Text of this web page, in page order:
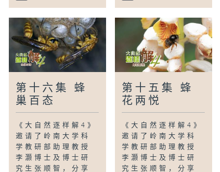
第十六集 蜂
巢百态
《大自然逐样解4》
邀请了岭南大学科
学教研部助理教授
李灏博士及博士研
究生张顺智，分享
第十五集 蜂
花两悦
《大自然逐样解4》
邀请了岭南大学科
学教研部助理教授
李灏博士及博士研
究生张顺智，分享